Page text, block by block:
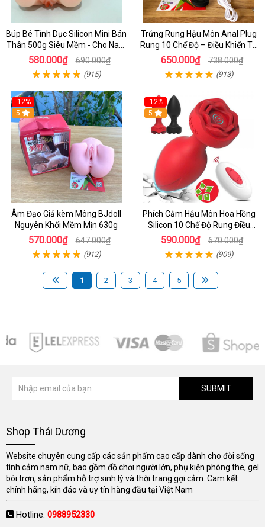
Búp Bê Tình Dục Silicon Mini Bán
Thân 500g Siêu Mềm - Cho Nam
Thủ Dâm Tự Sướng
580.000₫ 690.000₫
(915)
Trứng Rung Hậu Môn Anal Plug
Rung 10 Chế Độ – Điều Khiển Từ
Xa, We Love
650.000₫ 738.000₫
(913)
-12%
5
Âm Đạo Giả kèm Mông BJdoll
Nguyên Khối Mềm Mịn 630g
570.000₫ 647.000₫
(912)
-12%
5
Phích Cắm Hậu Môn Hoa Hồng
Silicon 10 Chế Độ Rung Điều
Khiển Từ Xa
590.000₫ 670.000₫
(909)
1 2 3 4 5
SUBMIT
Shop Thái Dương
Website chuyên cung cấp các sản phẩm cao cấp dành cho đời sống
tình cảm nam nữ, bao gồm đồ chơi người lớn, phụ kiện phòng the, gel
bôi trơn, sản phẩm hỗ trợ sinh lý và thời trang gợi cảm. Cam kết
chính hãng, kín đáo và uy tín hàng đầu tại Việt Nam
Hotline: 0988952330